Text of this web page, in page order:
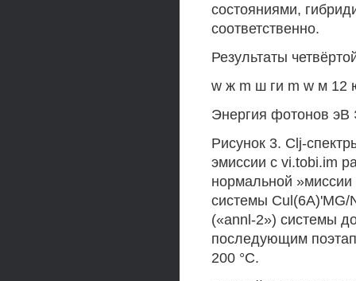
состояниями,
соответственно.
Результаты
w ж m ш ги m w м 12
Энергия фотонов эВ
Рисунок 3. Clj-
эмиссии с vi.tobi.im
нормальной
системы
(«annl-2») системы
последующим
200 °С.